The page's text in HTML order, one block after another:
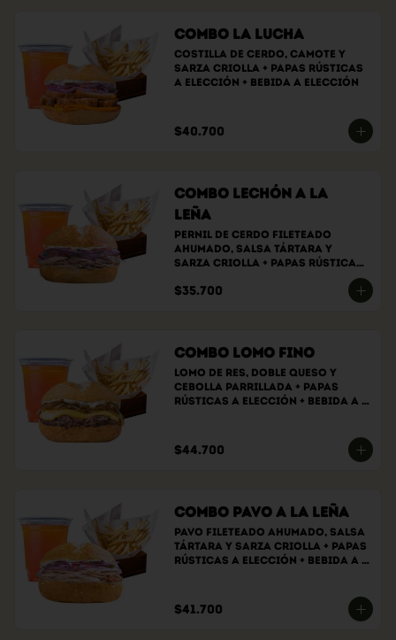
Combo La Lucha
Costilla de cerdo, camote y
sarza criolla + papas rústicas
a elección + bebida a elección
$40.700
Combo Lechón a la
Leña
Pernil de cerdo fileteado
ahumado, Salsa tártara y
sarza criolla + papas rústicas
a elección + bebida a elección
$35.700
Combo Lomo Fino
Lomo de res, doble queso y
cebolla parrillada + papas
rústicas a elección + bebida a
$44.700
Combo Pavo a la Leña
Pavo fileteado ahumado, salsa
tártara y sarza criolla + papas
rústicas a elección + bebida a
$41.700